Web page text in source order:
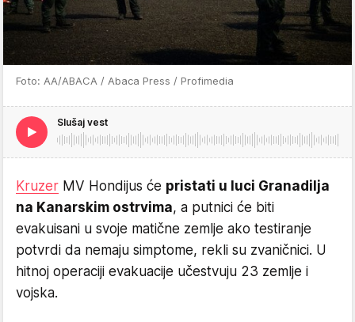
Foto: AA/ABACA / Abaca Press / Profimedia
Slušaj vest
Kruzer MV Hondijus će pristati u luci Granadilja
na Kanarskim ostrvima, a putnici će biti
evakuisani u svoje matične zemlje ako testiranje
potvrdi da nemaju simptome, rekli su zvaničnici. U
hitnoj operaciji evakuacije učestvuju 23 zemlje i
vojska.